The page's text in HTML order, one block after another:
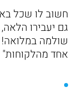
חשוב לו שכל
גם יעבירו
שולמה
אחד